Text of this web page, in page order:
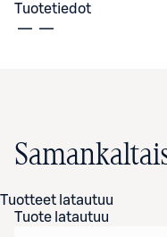
Tuotetiedot
Tuotteet latautuu
Tuote latautuu